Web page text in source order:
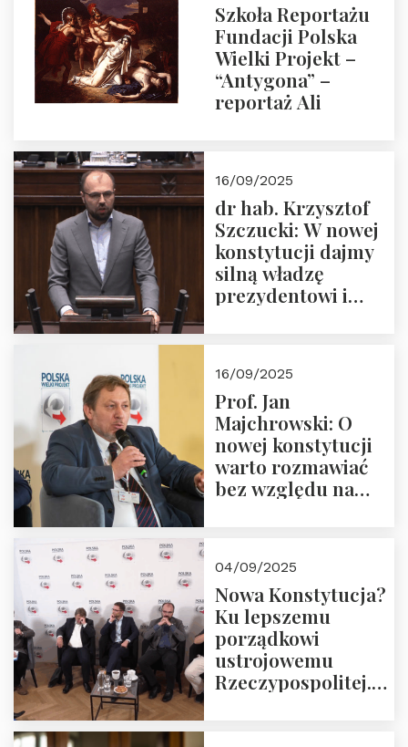
Szkoła Reportażu
Fundacji Polska
Wielki Projekt –
“Antygona” –
reportaż Ali
16/09/2025
dr hab. Krzysztof
Szczucki: W nowej
konstytucji dajmy
silną władzę
prezydentowi i
16/09/2025
Prof. Jan
Majchrowski: O
nowej konstytucji
warto rozmawiać
bez względu na
04/09/2025
Nowa Konstytucja?
Ku lepszemu
porządkowi
ustrojowemu
Rzeczypospolitej.